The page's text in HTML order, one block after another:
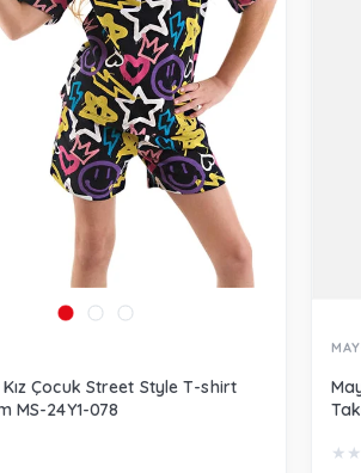
Çocuk Street Style T-shirt
MS-24Y1-078
★ ★